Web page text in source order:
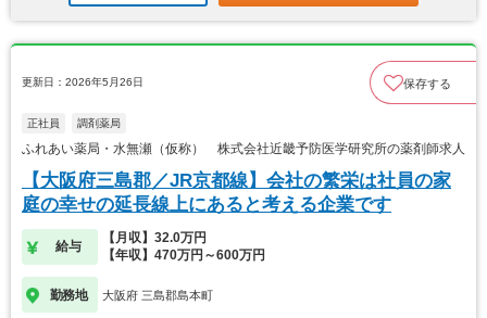
更新日：2026年5月26日 保存する
正社員 調剤薬局
ふれあい薬局・水無瀬（仮称） 株式会社近畿予防医学研究所の薬剤師求人
【大阪府三島郡／JR京都線】会社の繁栄は社員の家
庭の幸せの延長線上にあると考える企業です
給与
【月収】32.0万円
【年収】470万円～600万円
勤務地 大阪府 三島郡島本町